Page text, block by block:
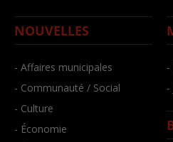
NOUVELLES
- Affaires municipales
- Communauté / Social
- Culture
- Économie
-
-